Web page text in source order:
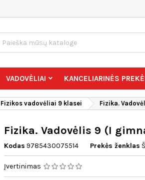
VADOVĖLIAI KANCELIARINĖS
Fizikos vadovėliai 9 klasei Fizika.
Fizika. Vadovėlis 9 (I
Kodas 9785430075514 Prekės ženklas
Įvertinimas